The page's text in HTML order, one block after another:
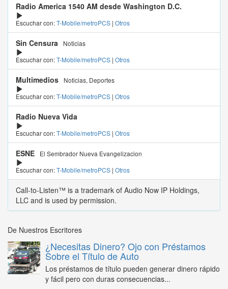
Radio America 1540 AM desde Washington D.C.
Escuchar con:T-Mobile/metroPCS | Otros
Sin Censura
Noticias
Escuchar con:T-Mobile/metroPCS | Otros
Multimedios
Noticias, Deportes
Escuchar con:T-Mobile/metroPCS | Otros
Radio Nueva Vida
Escuchar con:T-Mobile/metroPCS | Otros
ESNE
El Sembrador Nueva Evangelizacion
Escuchar con:T-Mobile/metroPCS | Otros
Call-to-Listen™ is a trademark of Audio Now IP Holdings,
LLC and is used by permission.
De Nuestros Escritores
¿Necesitas Dinero? Ojo con Préstamos
Sobre el Título de Auto
Los préstamos de título pueden generar dinero rápido
y fácil pero con duras consecuencias...